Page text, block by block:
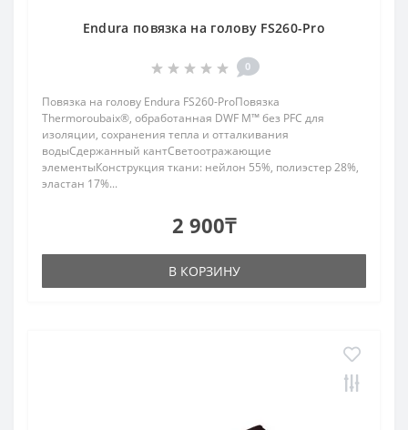
Endura повязка на голову FS260-Pro
0
Повязка на голову Endura FS260-ProПовязка
Thermoroubaix®, обработанная DWF M™ без PFC для
изоляции, сохранения тепла и отталкивания
водыСдержанный кантСветоотражающие
элементыКонструкция ткани: нейлон 55%, полиэстер 28%,
эластан 17%...
2 900₸
В КОРЗИНУ